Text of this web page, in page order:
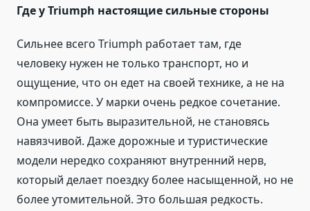
Где у Triumph настоящие сильные стороны
Сильнее всего Triumph работает там, где
человеку нужен не только транспорт, но и
ощущение, что он едет на своей технике, а не на
компромиссе. У марки очень редкое сочетание.
Она умеет быть выразительной, не становясь
навязчивой. Даже дорожные и туристические
модели нередко сохраняют внутренний нерв,
который делает поездку более насыщенной, но не
более утомительной. Это большая редкость.